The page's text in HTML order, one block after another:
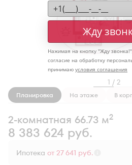
1 / 2
Планировка На этаже В
2-комнатная 66.73 м2
8 383 624 руб.
Ипотека от 27 641 руб.
Жду
Нажимая на кнопку "Жду звонка!
согласие на обработку
принимаю условия соглашения